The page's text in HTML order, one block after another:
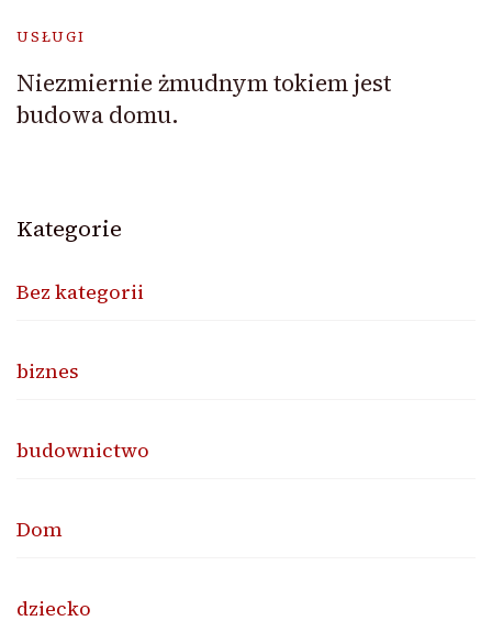
USŁUGI
Niezmiernie żmudnym tokiem jest
budowa domu.
Kategorie
Bez kategorii
biznes
budownictwo
Dom
dziecko